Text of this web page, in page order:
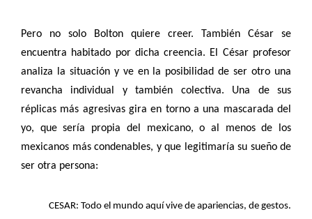
Pero no solo Bolton quiere creer. También César se
encuentra habitado por dicha creencia. El César profesor
analiza la situación y ve en la posibilidad de ser otro una
revancha individual y también colectiva. Una de sus
réplicas más agresivas gira en torno a una mascarada del
yo, que sería propia del mexicano, o al menos de los
mexicanos más condenables, y que legitimaría su sueño de
ser otra persona:
CESAR: Todo el mundo aquí vive de apariencias, de gestos.